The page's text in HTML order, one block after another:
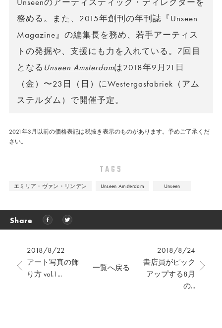
Unseenのアーティスティック・ディレクターを
務める。また、2015年創刊の年刊誌『Unseen
Magazine』の編集長を務め、若手アーティス
トの発掘や、支援にも力を入れている。7回目
となる Unseen Amsterdamは2018年9月21日
（金）〜23日（日）にWestergasfabriek（アム
ステルダム）で開催予定。
2021年3月以前の価格表記は税抜き表示のものがあります。予めご了承くだ
さい。
TAGS
エミリア・ヴァン・リンデン Unseen Amsterdam Unseen
Share
2018/8/22
アート写真の飾
り方 vol.1...
2018/8/24
書店員がピック
アップする8月
の...
一覧へ戻る